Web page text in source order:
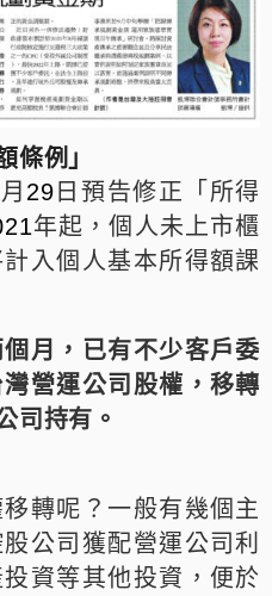
條例」
月 29 日預告修正「所得
年起，個人未上市櫃
入個人基本所得額課
月，已有不少客戶委
營運公司股權，移轉
司持有。
轉呢？一般有幾個主
公司獲配營運公司利
資等其他投資，便於